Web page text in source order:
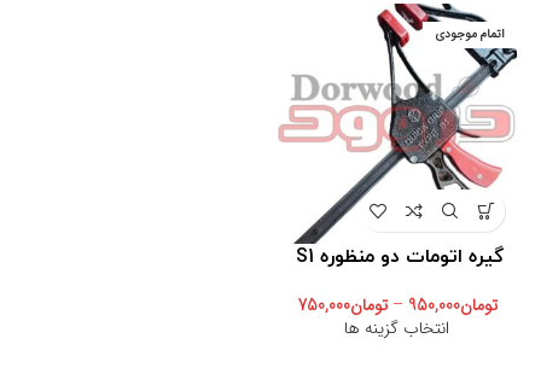
اتمام موجودی
گیره اتومات دو منظوره S1
تومان950,000
– تومان750,000
انتخاب گزینه ها